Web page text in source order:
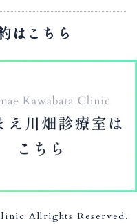
はこちら
Allrights Reserved.